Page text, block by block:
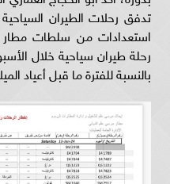
تدفق رحلات الطيران
رحلة طيران سياحية خلال
بالنسبة للفترة ما قبل أعياد